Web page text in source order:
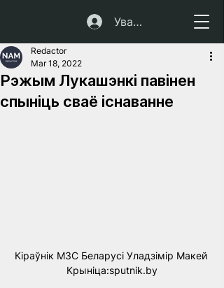
Увайсці
Рэжым Лукашэнкі павінен
спыніць сваё існаванне
Redactor
Mar 18, 2022
Кіраўнік МЗС Беларусі Уладзімір Макей
Крыніца:sputnik.by